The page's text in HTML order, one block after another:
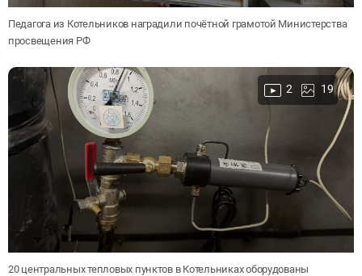
Педагога из Котельников наградили почётной грамотой Министерства
просвещения РФ
2 19
20 центральных тепловых пунктов в Котельниках оборудованы